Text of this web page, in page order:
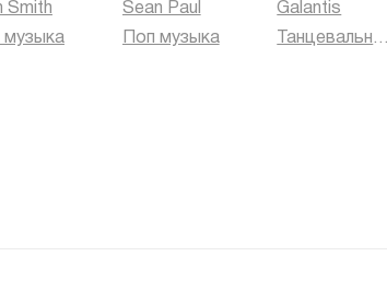
Smith
музыка
Sean Paul
Поп музыка
Galantis